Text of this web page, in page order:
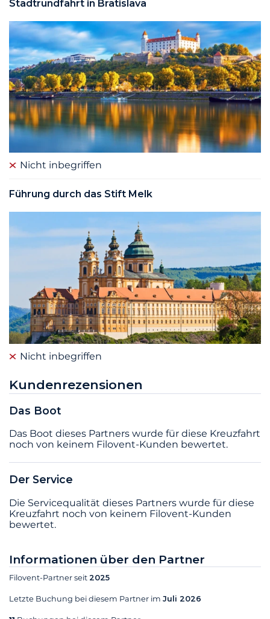
Stadtrundfahrt in Bratislava
Nicht inbegriffen
Führung durch das Stift Melk
Nicht inbegriffen
Kundenrezensionen
Das Boot
Das Boot dieses Partners wurde für diese Kreuzfahrt
noch von keinem Filovent-Kunden bewertet.
Der Service
Die Servicequalität dieses Partners wurde für diese
Kreuzfahrt noch von keinem Filovent-Kunden
bewertet.
Informationen über den Partner
Filovent-Partner seit 2025
Letzte Buchung bei diesem Partner im Juli 2026